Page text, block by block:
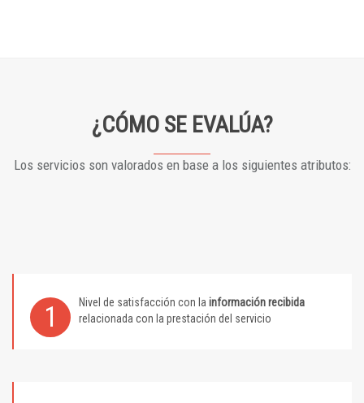
¿CÓMO SE EVALÚA?
Los servicios son valorados en base a los siguientes atributos:
1 Nivel de satisfacción con la información recibida
relacionada con la prestación del servicio